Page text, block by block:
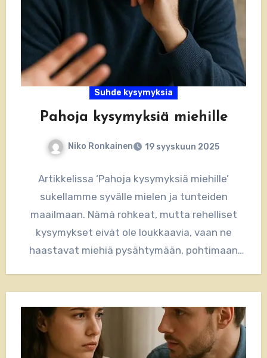
Suhde kysymyksia
Pahoja kysymyksiä miehille
Niko Ronkainen 19 syyskuun 2025
Artikkelissa ‘Pahoja kysymyksiä miehille’
sukellamme syvälle mielen ja tunteiden
maailmaan. Nämä rohkeat, mutta rehelliset
kysymykset eivät ole loukkaavia, vaan ne
haastavat miehiä pysähtymään, pohtimaan